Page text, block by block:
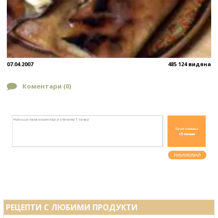
07.04.2007 485 124 видяна
Коментари (0)
РЕЦЕПТИ С ЛЮБИМИ ПРОДУКТИ